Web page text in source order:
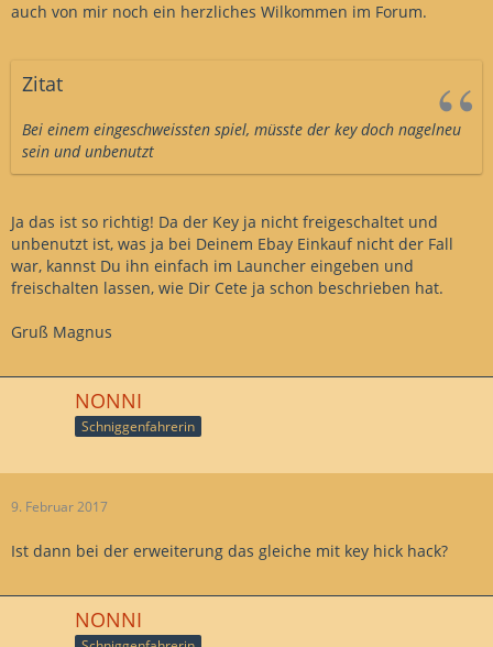
auch von mir noch ein herzliches Wilkommen im Forum.
Zitat
Bei einem eingeschweissten spiel, müsste der key doch nagelneu
sein und unbenutzt
Ja das ist so richtig! Da der Key ja nicht freigeschaltet und
unbenutzt ist, was ja bei Deinem Ebay Einkauf nicht der Fall
war, kannst Du ihn einfach im Launcher eingeben und
freischalten lassen, wie Dir Cete ja schon beschrieben hat.
Gruß Magnus
NONNI
Schniggenfahrerin
9. Februar 2017
Ist dann bei der erweiterung das gleiche mit key hick hack?
NONNI